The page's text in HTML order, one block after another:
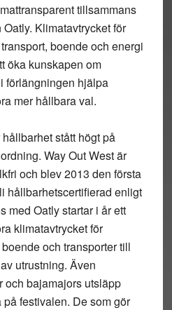
tillsammans
Klimatavtrycket för
boende och energi
öka kunskapen om
förlängningen hjälpa
mer hållbara val.
stått högt på
Way Out West är
och blev 2013 den första
hållbarhetscertifierad enligt
med Oatly startar i år ett
klimatavtrycket för
och transporter till
utrustning. Även
och bajamajors utsläpp
festivalen. De som gör